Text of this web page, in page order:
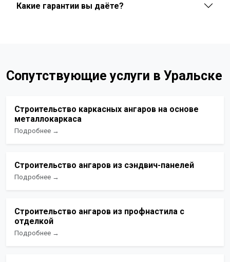
Какие гарантии вы даёте?
Сопутствующие услуги в Уральске
Строительство каркасных ангаров на основе
металлокаркаса
Подробнее →
Строительство ангаров из сэндвич-панелей
Подробнее →
Строительство ангаров из профнастила с
отделкой
Подробнее →